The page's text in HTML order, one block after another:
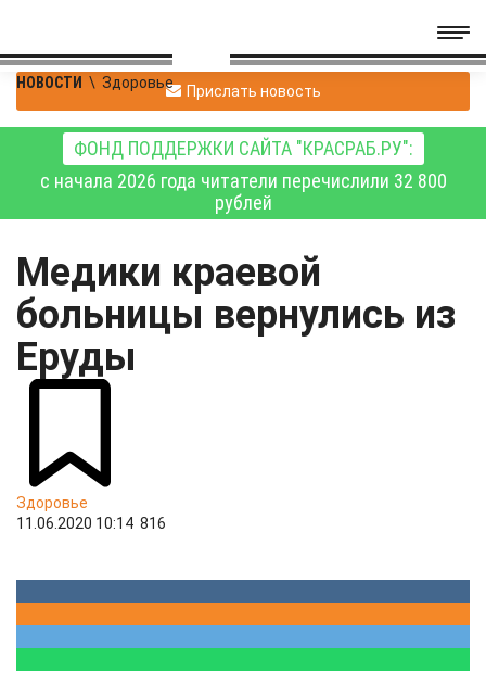
НОВОСТИ \ Здоровье Прислать новость
ФОНД ПОДДЕРЖКИ САЙТА "КРАСРАБ.РУ":
с начала 2026 года читатели перечислили 32 800
рублей
Медики краевой
больницы вернулись из
Еруды
Здоровье
11.06.2020 10:14 816